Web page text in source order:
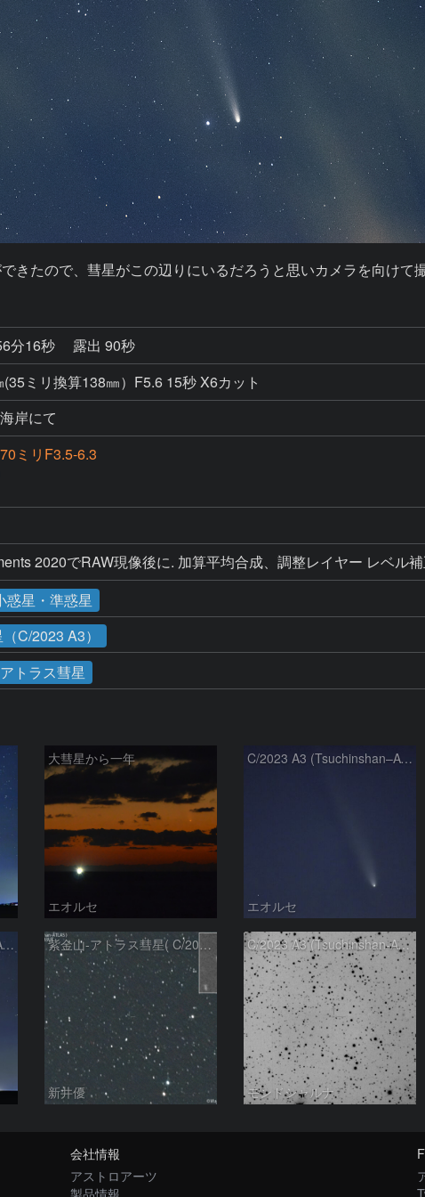
きたので、彗星がこの辺りにいるだろうと思いカメラを向けて
分16秒
露出 90秒
ミリ換算138㎜）F5.6 15秒 X6カット
岸にて
ミリF3.5-6.3
2020でRAW現像後に. 加算平均合成、調整レイヤー レベル
惑星・準惑星
C/2023 A3）
トラス彗星
大彗星から一年
エオルセ
C/2023 A3 (Tsuchinshan–ATLAS)
エオルセ
C/2023 A3 (Tsuchinshan–ATLAS) 紫金山-アトラス彗星( C/2023A3 )：2025/09/16
新井優
C/2023 A3 (Tsuchinshan-ATLAS)
モンドシャルナ
会社情報
アストロアーツ
製品情報